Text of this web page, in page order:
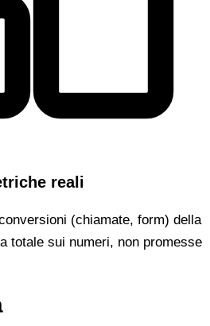
reali
(chiamate, form) della
totale sui numeri, non promesse